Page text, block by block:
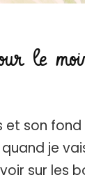
le
son fond
je
sur les